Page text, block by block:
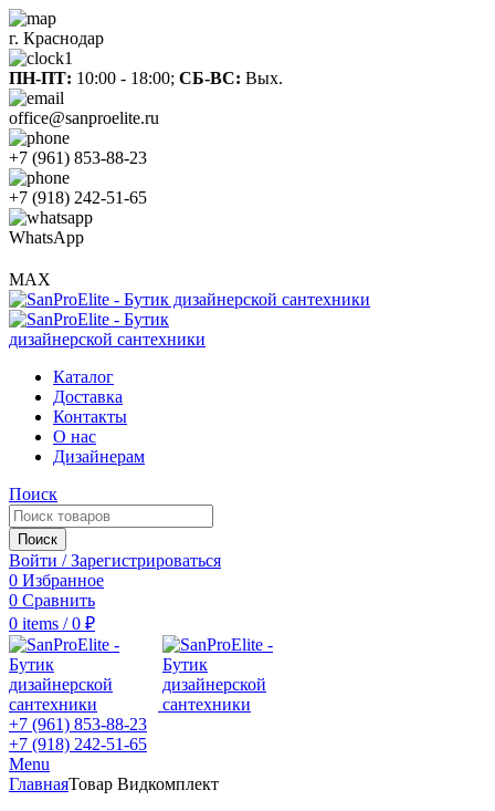
г. Краснодар
ПН-ПТ: 10:00 - 18:00; СБ-ВС: Вых.
office@sanproelite.ru
+7 (961) 853-88-23
+7 (918) 242-51-65
WhatsApp
MAX
Каталог
Доставка
Контакты
О нас
Дизайнерам
Поиск
Поиск
Войти / Зарегистрироваться
0 Избранное
0 Сравнить
0 items / 0 ₽
+7 (961) 853-88-23
+7 (918) 242-51-65
Menu
ГлавнаяТовар Видкомплект